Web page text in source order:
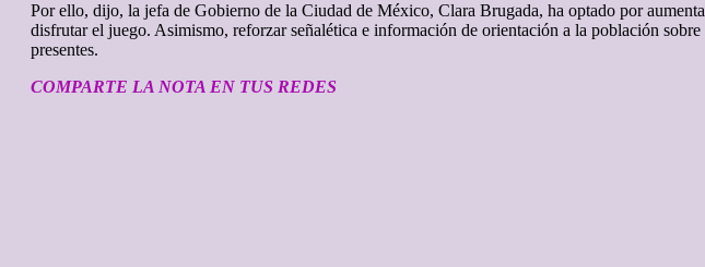
Por ello, dijo, la jefa de Gobierno de la Ciudad de México, Clara Brugada, ha optado por
disfrutar el juego. Asimismo, reforzar señalética e información de orientación a la población
presentes.
COMPARTE LA NOTA EN TUS REDES